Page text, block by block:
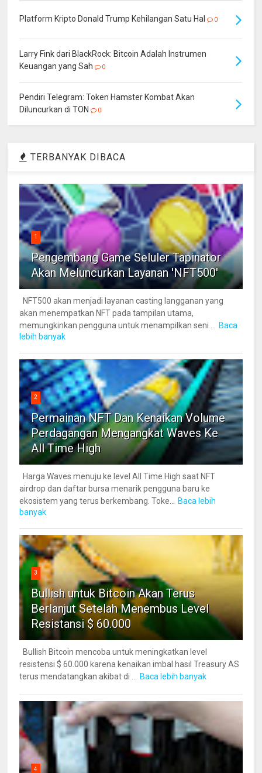
Platform Kripto Donald Trump Kehilangan Satu Hal 0
Larry Fink dari BlackRock: Bitcoin Adalah Instrumen
Keuangan yang Sah
0
Pendiri Telegram: Token Hamster Kombat Akan
Diluncurkan di TON
0
TERBANYAK DIBACA
1
Pengembang Game Seluler Tapinator
Akan Meluncurkan Layanan 'NFT500'
NFT500 akan menjadi layanan casting langganan yang
akan menempatkan NFT pada tampilan utama,
memungkinkan pengguna untuk menampilkan seni ...
Baca
lebih banyak
2
Permainan NFT Dan Kenaikan Volume
Perdagangan Mengangkat Waves Ke
All Time High
Harga Waves menuju ke level All Time High saat NFT
airdrop dan daftar bursa menarik pengguna baru ke
ekosistem yang terus berkembang. Toke...
Baca lebih
banyak
3
Bullish untuk Bitcoin Akan Terus
Berlanjut Setelah Menembus Level
Resistansi $ 60.000
Bullish Bitcoin mencoba untuk meningkatkan level
resistensi $ 60.000 karena kenaikan imbal hasil Treasury AS
terus mendatangkan akibat di ...
Baca lebih banyak
4